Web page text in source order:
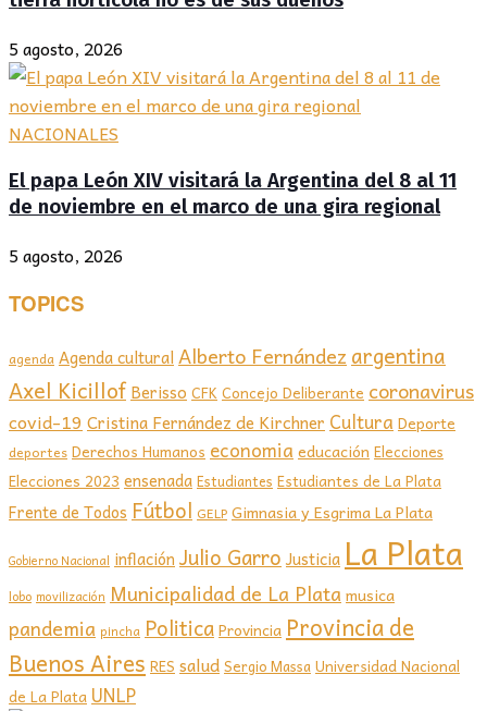
5 agosto, 2026
NACIONALES
El papa León XIV visitará la Argentina del 8 al 11
de noviembre en el marco de una gira regional
5 agosto, 2026
TOPICS
agenda Agenda culturalAlberto Fernández argentina
Axel Kicillof Berisso CFKConcejo Deliberante coronavirus
covid-19 Cristina Fernández de Kirchner Cultura Deporte
deportes Derechos Humanos economia educación Elecciones
Elecciones 2023 ensenada Estudiantes Estudiantes de La Plata
Frente de Todos Fútbol GELP Gimnasia y Esgrima La Plata
Gobierno Nacional inflación Julio Garro Justicia La Plata
lobo movilización Municipalidad de La Plata musica
pandemia pincha PoliticaProvincia Provincia de
Buenos Aires RES saludSergio MassaUniversidad Nacional
de La Plata UNLP